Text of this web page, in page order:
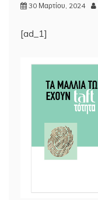
30 Μαρτίου, 2024
[ad_1]